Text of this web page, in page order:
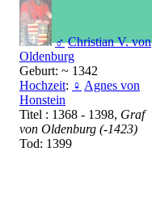
♂ Christian V. von
Oldenburg
Geburt: ~ 1342
Hochzeit: ♀ Agnes von
Honstein
Titel : 1368 - 1398, Graf
von Oldenburg (-1423)
Tod: 1399